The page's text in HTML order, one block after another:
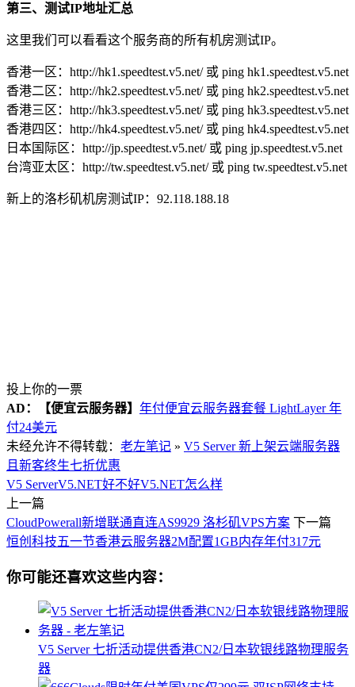
第三、测试IP地址汇总
这里我们可以看看这个服务商的所有机房测试IP。
香港一区：http://hk1.speedtest.v5.net/ 或 ping hk1.speedtest.v5.net
香港二区：http://hk2.speedtest.v5.net/ 或 ping hk2.speedtest.v5.net
香港三区：http://hk3.speedtest.v5.net/ 或 ping hk3.speedtest.v5.net
香港四区：http://hk4.speedtest.v5.net/ 或 ping hk4.speedtest.v5.net
日本国际区：http://jp.speedtest.v5.net/ 或 ping jp.speedtest.v5.net
台湾亚太区：http://tw.speedtest.v5.net/ 或 ping tw.speedtest.v5.net
新上的洛杉矶机房测试IP：92.118.188.18
投上你的一票
AD：
【便宜云服务器】 年付便宜云服务器套餐 LightLayer 年
付24美元
未经允许不得转载： 老左笔记 » V5 Server 新上架云端服务器
且新客终生七折优惠
V5 ServerV5.NET好不好V5.NET怎么样
上一篇
CloudPowerall新增联通直连AS9929 洛杉矶VPS方案 下一篇
恒创科技五一节香港云服务器2M配置1GB内存年付317元
你可能还喜欢这些内容：
V5 Server 七折活动提供香港CN2/日本软银线路物理服务
器